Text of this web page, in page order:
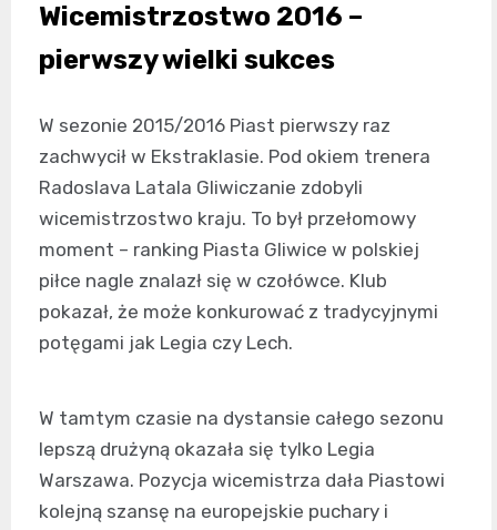
Wicemistrzostwo 2016 –
pierwszy wielki sukces
W sezonie 2015/2016 Piast pierwszy raz
zachwycił w Ekstraklasie. Pod okiem trenera
Radoslava Latala Gliwiczanie zdobyli
wicemistrzostwo kraju. To był przełomowy
moment – ranking Piasta Gliwice w polskiej
piłce nagle znalazł się w czołówce. Klub
pokazał, że może konkurować z tradycyjnymi
potęgami jak Legia czy Lech.
W tamtym czasie na dystansie całego sezonu
lepszą drużyną okazała się tylko Legia
Warszawa. Pozycja wicemistrza dała Piastowi
kolejną szansę na europejskie puchary i